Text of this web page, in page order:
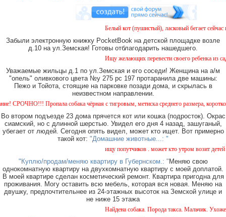
Белый кот (пушистый), ласковый бегает сейчас
Забыли электронную книжку PocketBook на детской площадке возле
д.10 на ул.Земская! Готовы отблагодарить нашедшего.
Ищу желающих перевести своего ребенка из
Уважаемые жильцы д.1 по ул.Земская и его соседи! Женщина на а/м
"опель" оливкового цвета №у 275 рс 197 протаранила две машины:
Пежо и Тойота, стоящие на парковке позади дома, и скрылась в
неизвестном направлении.
Пропала собака чёрная с тигровым, метиска среднего размера,
Во втором подъезде 23 дома прячется кот или кошка (подросток). Окрас
сиамский, но с длинной шерстью. Увидел его дня 4 назад, зашуганый,
убегает от людей. Сегодня опять видел, может кто ищет. Вот примерно
такой кот: "Домашние животные...: "
ищу попутчиков . может кто утром возит детей
"Куплю/продам/меняю квартиру в Губернском.: "Меняю свою
однокомнатную квартиру на двухкомнатную квартиру с моей доплатой.
В моей квартире сделан косметический ремонт. Квартира пригодна для
проживания. Могу оставить всю мебель, которая вся новая. Меняю на
двушку, предпочтительнее из 24-этажных высоток на Земской улице и
не ниже 15 этажа
Найдена собака. Порода такса. Мальчик.